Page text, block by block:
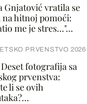
Gnjatović vratila se
na hitnoj pomoći:
me je stres..."...
PRVENSTVO 2026
fotografija sa
prvenstva:
li se ovih